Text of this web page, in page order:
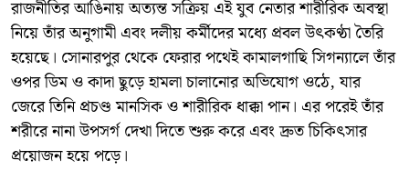
​রাজনীতির আঙিনায় অত্যন্ত সক্রিয় এই যুব নেতার শারীরিক অবস্থা
নিয়ে তাঁর অনুগামী এবং দলীয় কর্মীদের মধ্যে প্রবল উৎকণ্ঠা তৈরি
হয়েছে। সোনারপুর থেকে ফেরার পথেই কামালগাছি সিগন্যালে তাঁর
ওপর ডিম ও কাদা ছুড়ে হামলা চালানোর অভিযোগ ওঠে, যার
জেরে তিনি প্রচণ্ড মানসিক ও শারীরিক ধাক্কা পান। এর পরেই তাঁর
শরীরে নানা উপসর্গ দেখা দিতে শুরু করে এবং দ্রুত চিকিৎসার
প্রয়োজন হয়ে পড়ে।